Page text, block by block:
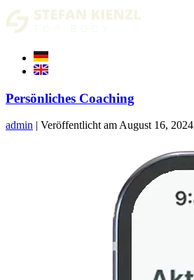
Zum
Inhalt
springen
Persönliches Coaching
admin | Veröffentlicht amAugust 16, 2024